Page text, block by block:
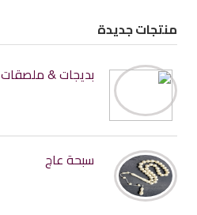
منتجات جديدة
بديجات & ملصقات
سبحة عاج